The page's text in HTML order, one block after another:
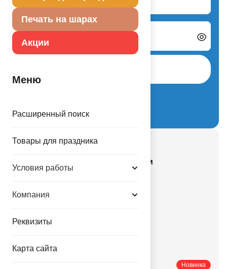
Печать на шарах
Акции
Меню
Расширенный поиск
Товары для праздника
Условия работы
Компания
Реквизиты
Карта сайта
Смотрите также
Все действующие акции и скидки
Гелий и оборудование
Купить оптом
Купить в розницу
Новинка